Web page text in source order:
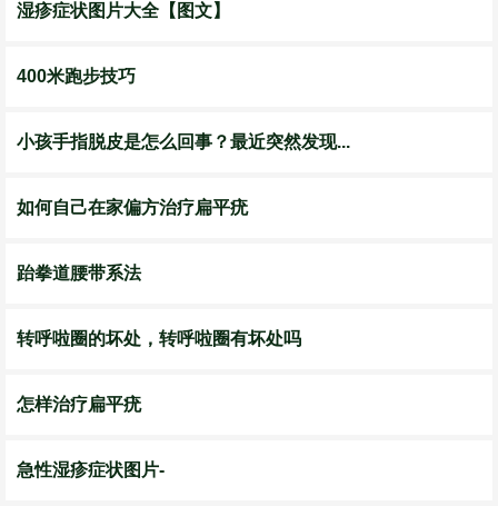
湿疹症状图片大全【图文】
400米跑步技巧
小孩手指脱皮是怎么回事？最近突然发现...
如何自己在家偏方治疗扁平疣
跆拳道腰带系法
转呼啦圈的坏处，转呼啦圈有坏处吗
怎样治疗扁平疣
急性湿疹症状图片-